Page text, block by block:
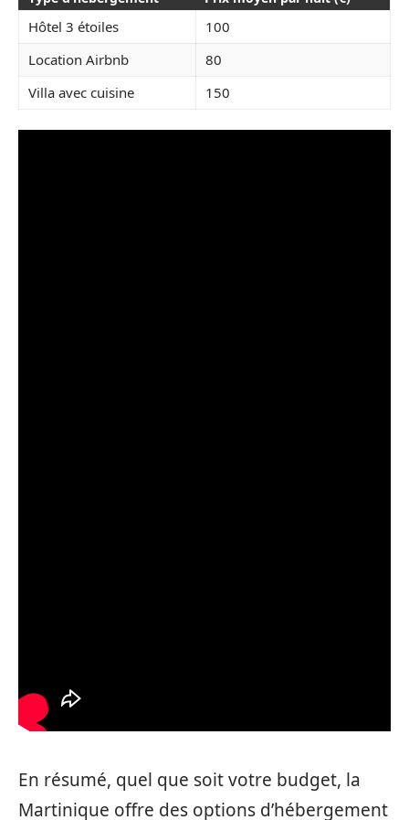
Hôtel 3 étoiles
100
Location Airbnb
80
Villa avec cuisine
150
En résumé, quel que soit votre budget, la
Martinique offre des options d’hébergement